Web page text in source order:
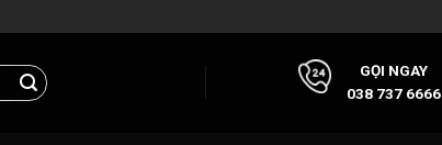
GỌI NGAY
038 737 6666